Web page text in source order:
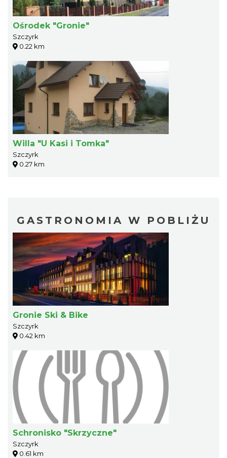
Ośrodek "Gronie"
Szczyrk
0.22 km
Willa "U Kasi i Tomka"
Szczyrk
0.27 km
GASTRONOMIA W POBLIŻU
Gronie Ski & Bike
Szczyrk
0.42 km
Schronisko "Skrzyczne"
Szczyrk
0.61 km